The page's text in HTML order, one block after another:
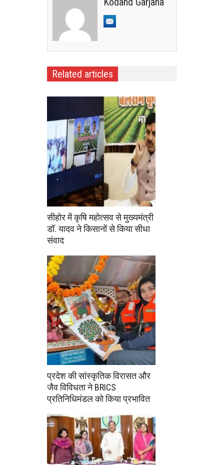
Related articles
सीहोर में कृषि महोत्सव से मुख्यमंत्री
डॉ. यादव ने किसानों से किया सीधा
संवाद
प्रदेश की सांस्कृतिक विरासत और
जैव विविधता ने BRICS
प्रतिनिधिमंडल को किया प्रभावित